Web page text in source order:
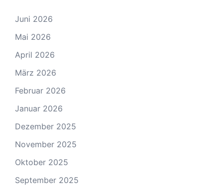
Juni 2026
Mai 2026
April 2026
März 2026
Februar 2026
Januar 2026
Dezember 2025
November 2025
Oktober 2025
September 2025